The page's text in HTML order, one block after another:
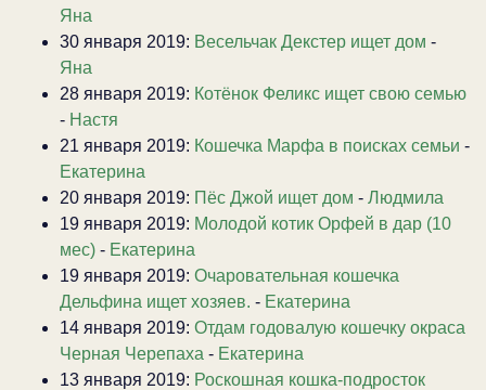
Яна
30 января 2019: Весельчак Декстер ищет дом -
Яна
28 января 2019: Котёнок Феликс ищет свою семью
- Настя
21 января 2019: Кошечка Марфа в поисках семьи -
Екатерина
20 января 2019: Пёс Джой ищет дом - Людмила
19 января 2019: Молодой котик Орфей в дар (10
мес) - Екатерина
19 января 2019: Очаровательная кошечка
Дельфина ищет хозяев. - Екатерина
14 января 2019: Отдам годовалую кошечку окраса
Черная Черепаха - Екатерина
13 января 2019: Роскошная кошка-подросток